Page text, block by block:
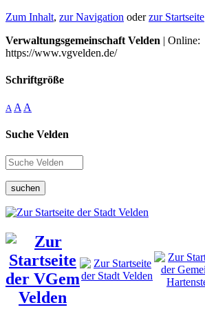
Zum Inhalt, zur Navigation oderzur Startseite
Verwaltungsgemeinschaft Velden | Online:
https://www.vgvelden.de/
Schriftgröße
A A A
Suche Velden
suchen